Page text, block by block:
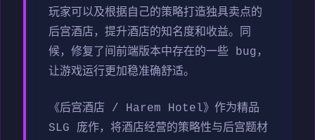
玩家可以及根据自己的策略打造独具卖点的
后宫酒店，提升酒店的知名度和收益。同
候，修复了间前端版本中存在的一些 bug，
让游戏运行更加稳准确舒适。
《后宫酒店 / Harem Hotel》作为精品
SLG 庞作，将酒店经营的策略性与后宫题材